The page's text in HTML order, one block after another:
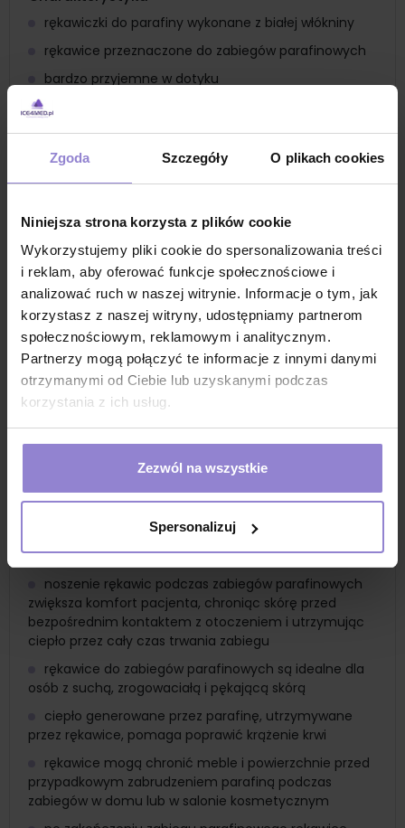
Zgoda Szczegóły O plikach cookies
Niniejsza strona korzysta z plików cookie
Wykorzystujemy pliki cookie do spersonalizowania treści
i reklam, aby oferować funkcje społecznościowe i
analizować ruch w naszej witrynie. Informacje o tym, jak
korzystasz z naszej witryny, udostępniamy partnerom
społecznościowym, reklamowym i analitycznym.
Partnerzy mogą połączyć te informacje z innymi danymi
otrzymanymi od Ciebie lub uzyskanymi podczas
korzystania z ich usług.
Zezwól na wszystkie
Spersonalizuj
rękawiczki do parafiny wykonane z białej włókniny
rękawice przeznaczone do zabiegów parafinowych
bardzo przyjemne w dotyku
rękawice nie podrażniają skóry
rozmiar uniwersalny 15cm x 28cm
gramatura 220g
produkt jednorazowy, co minimalizuje ryzyko
zabiegów pielęgnacyjnych
Zastosowanie
rękawice są używane podczas zabiegów
parafinowych na dłonie
po nałożeniu ciepłej parafiny na skórę, rękawiczki
pomagają w utrzymaniu ciepła, co zwiększa
efektywność zabiegu i pozwala parafinie lepiej wniknąć
w skórę
rękawice pomagają w utrzymaniu ciepła i wilgoci, co
nawilżenie i odżywienie skóry
rękawice jednorazowe z włókniny zapewniają
higieniczne warunki podczas zabiegów, chroniąc dłonie
przed zanieczyszczeniami oraz minimalizując ryzyko
infekcji
noszenie rękawic podczas zabiegów parafinowych
zwiększa komfort pacjenta, chroniąc skórę przed
bezpośrednim kontaktem z otoczeniem i utrzymując
ciepło przez cały czas trwania zabiegu
rękawice do zabiegów parafinowych są idealne dla
osób z suchą, zrogowaciałą i pękającą skórą
ciepło generowane przez parafinę, utrzymywane
przez rękawice, pomaga poprawić krążenie krwi
rękawice mogą chronić meble i powierzchnie przed
przypadkowym zabrudzeniem parafiną podczas
zabiegów w domu lub w salonie kosmetycznym